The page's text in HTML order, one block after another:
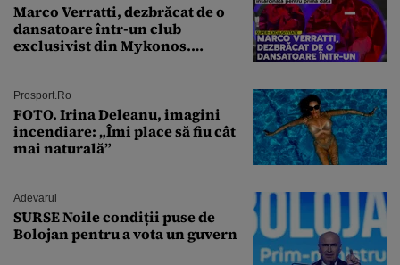
Marco Verratti, dezbrăcat de o
dansatoare într-un club
exclusivist din Mykonos.
Prosport.ro
FOTO. Irina Deleanu, imagini
incendiare: „Îmi place să fiu cât
mai naturală”
Adevarul
SURSE Noile condiții puse de
Bolojan pentru a vota un guvern